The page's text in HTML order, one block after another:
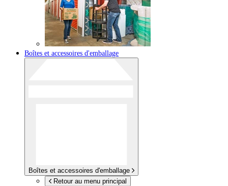
Boîtes et accessoires d'emballage
Boîtes et accessoires d'emballage
Retour au menu principal